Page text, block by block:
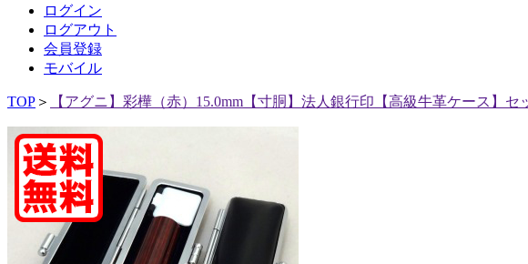
ログイン
ログアウト
会員登録
モバイル
TOP ＞ 【アグニ】彩樺（赤）15.0mm【寸胴】法人銀行印【高級牛革ケース